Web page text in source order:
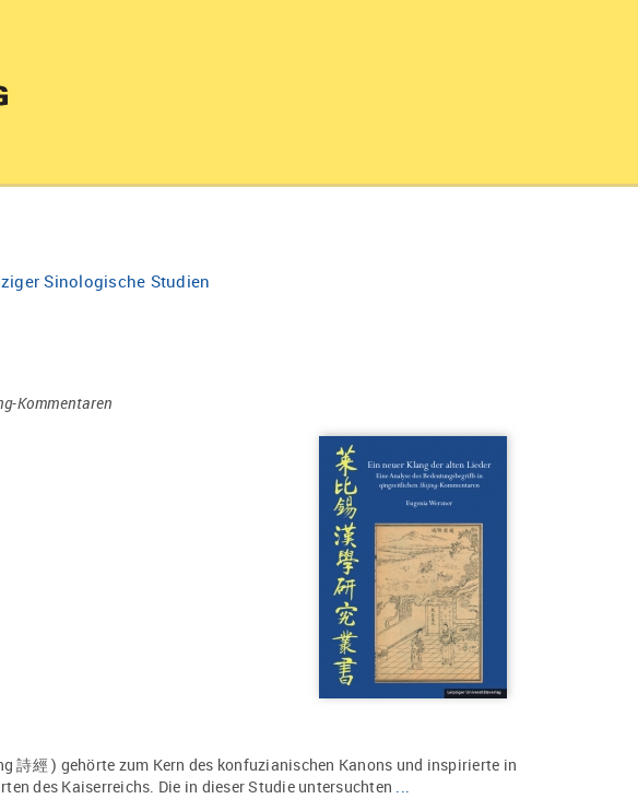
Sinologische Studien
Kommentaren
詩經 ) gehörte zum Kern des konfuzianischen Kanons und inspirierte in
des Kaiserreichs. Die in dieser Studie untersuchten ...